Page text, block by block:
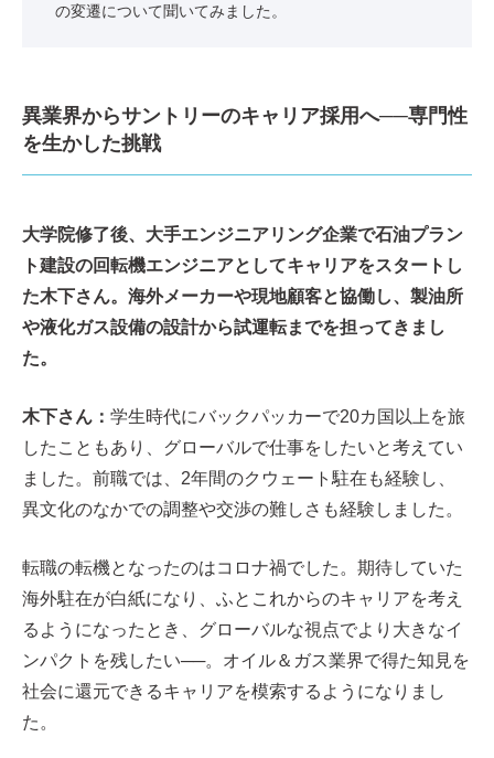
の変遷について聞いてみました。
異業界からサントリーのキャリア採用へ──専門性
を生かした挑戦
大学院修了後、大手エンジニアリング企業で石油プラン
ト建設の回転機エンジニアとしてキャリアをスタートし
た木下さん。海外メーカーや現地顧客と協働し、製油所
や液化ガス設備の設計から試運転までを担ってきまし
た。
木下さん： 学生時代にバックパッカーで20カ国以上を旅
したこともあり、グローバルで仕事をしたいと考えてい
ました。前職では、2年間のクウェート駐在も経験し、
異文化のなかでの調整や交渉の難しさも経験しました。
転職の転機となったのはコロナ禍でした。期待していた
海外駐在が白紙になり、ふとこれからのキャリアを考え
るようになったとき、グローバルな視点でより大きなイ
ンパクトを残したい──。オイル＆ガス業界で得た知見を
社会に還元できるキャリアを模索するようになりまし
た。